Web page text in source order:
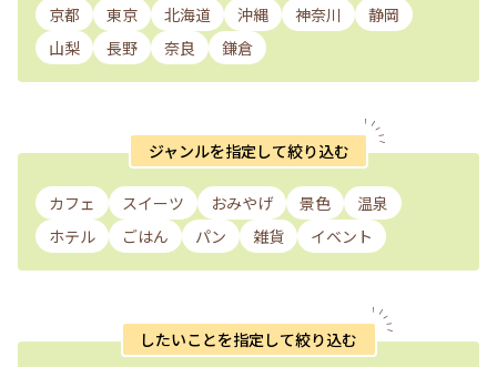
京都 東京 北海道 沖縄 神奈川
静岡
山梨
長野 奈良 鎌倉
ジャンルを指定して絞り込む
カフェ スイーツ おみやげ 景色
温泉
ホテル
ごはん パン 雑貨 イベント
したいことを指定して絞り込む